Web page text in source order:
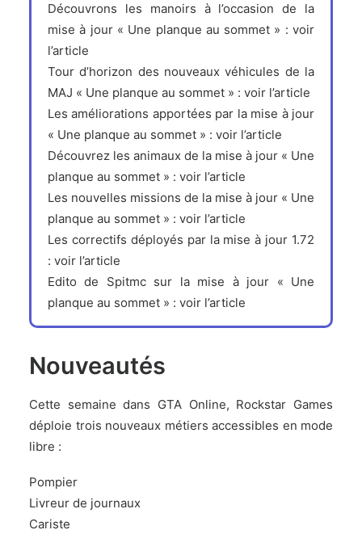
Découvrons les manoirs à l’occasion de la
mise à jour « Une planque au sommet » : voir
l’article
Tour d’horizon des nouveaux véhicules de la
MAJ « Une planque au sommet » : voir l’article
Les améliorations apportées par la mise à jour
« Une planque au sommet » : voir l’article
Découvrez les animaux de la mise à jour « Une
planque au sommet » : voir l’article
Les nouvelles missions de la mise à jour « Une
planque au sommet » : voir l’article
Les correctifs déployés par la mise à jour 1.72
: voir l’article
Edito de Spitmc sur la mise à jour « Une
planque au sommet » : voir l’article
Nouveautés
Cette semaine dans GTA Online, Rockstar Games
déploie trois nouveaux métiers accessibles en mode
libre :
Pompier
Livreur de journaux
Cariste